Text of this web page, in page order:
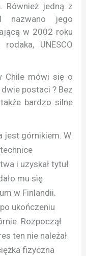
. Również jedną z
nazwano jego
w 2002 roku
UNESCO
Chile mówi się o
dwie postaci ? Bez
bardzo silne
jest górnikiem. W
i uzyskał tytuł
mu się
w Finlandii.
ukończeniu
Rozpoczął
ten nie należał
fizyczna